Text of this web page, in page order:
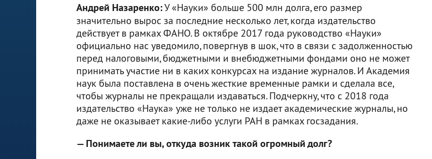
Андрей Назаренко:У «Науки» больше 500 млн долга, его размер
значительно вырос за последние несколько лет, когда издательство
действует в рамках ФАНО. В октябре 2017 года руководство «Науки»
официально нас уведомило, повергнув в шок, что в связи с задолженностью
перед налоговыми, бюджетными и внебюджетными фондами оно не может
принимать участие ни в каких конкурсах на издание журналов. И Академия
наук была поставлена в очень жесткие временные рамки и сделала все,
чтобы журналы не прекращали издаваться. Подчеркну, что с 2018 года
издательство «Наука» уже не только не издает академические журналы, но
даже не оказывает какие-либо услуги РАН в рамках госзадания.
— Понимаете ли вы, откуда возник такой огромный долг?